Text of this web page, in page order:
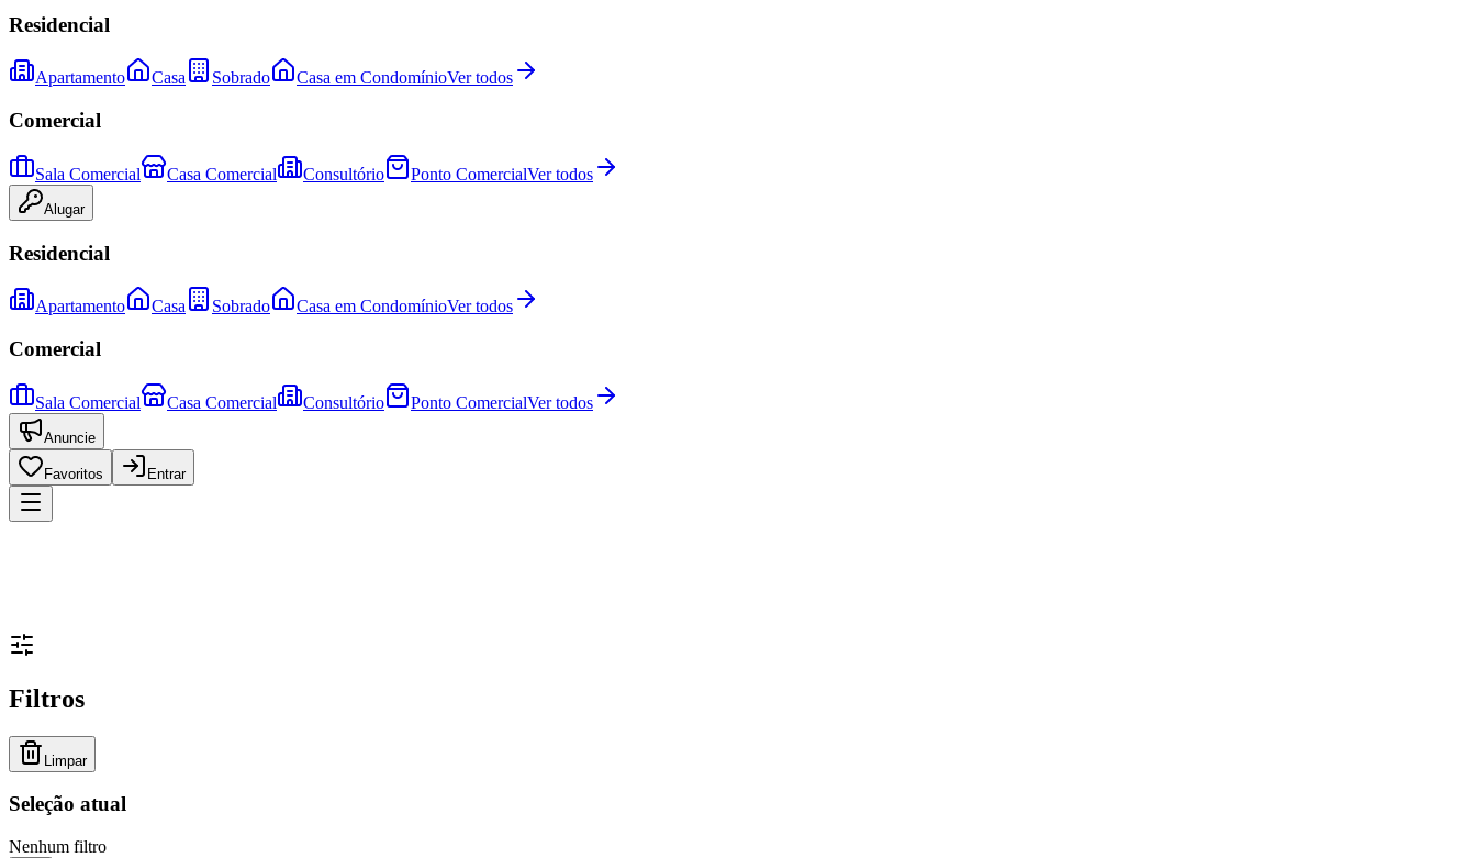
Residencial
Apartamento Casa Sobrado Casa em CondomínioVer todos
Comercial
Sala Comercial Casa Comercial Consultório Ponto ComercialVer todos
Alugar
Residencial
Apartamento Casa Sobrado Casa em CondomínioVer todos
Comercial
Sala Comercial Casa Comercial Consultório Ponto ComercialVer todos
Anuncie
Favoritos Entrar
Filtros
Limpar
Seleção atual
Nenhum filtro